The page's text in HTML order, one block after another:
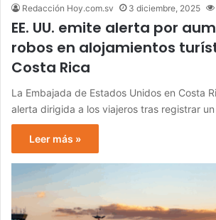
Redacción Hoy.com.sv 3 diciembre, 2025
EE. UU. emite alerta por
robos en alojamientos
Costa Rica
La Embajada de Estados Unidos en Costa
alerta dirigida a los viajeros tras registrar
Leer más »